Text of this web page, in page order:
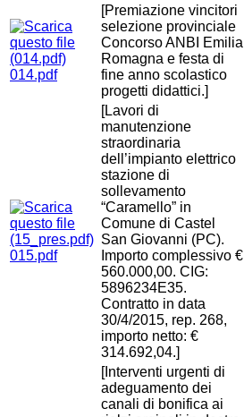
014.pdf
[Premiazione vincitori
selezione provinciale
Concorso ANBI Emilia
Romagna e festa di
fine anno scolastico
progetti didattici.]
015.pdf
[Lavori di
manutenzione
straordinaria
dell’impianto elettrico
stazione di
sollevamento
“Caramello” in
Comune di Castel
San Giovanni (PC).
Importo complessivo €
560.000,00. CIG:
5896234E35.
Contratto in data
30/4/2015, rep. 268,
importo netto: €
314.692,04.]
[Interventi urgenti di
adeguamento dei
canali di bonifica ai